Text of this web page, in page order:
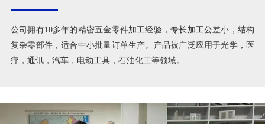
公司拥有10多年的精密五金零件加工经验，专长加工公差小，结构
复杂零部件，适合中小批量订单生产。产品被广泛应用于光学，医
疗，通讯，汽车，电动工具，石油化工等领域。